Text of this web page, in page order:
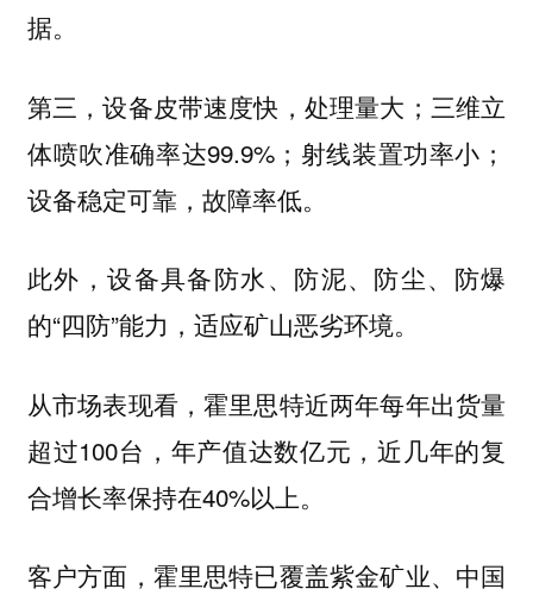
据。
第三，设备皮带速度快，处理量大；三维立
体喷吹准确率达99.9%；射线装置功率小；
设备稳定可靠，故障率低。
此外，设备具备防水、防泥、防尘、防爆
的“四防”能力，适应矿山恶劣环境。
从市场表现看，霍里思特近两年每年出货量
超过100台，年产值达数亿元，近几年的复
合增长率保持在40%以上。
客户方面，霍里思特已覆盖紫金矿业、中国